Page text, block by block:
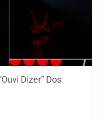
Dizer” Dos